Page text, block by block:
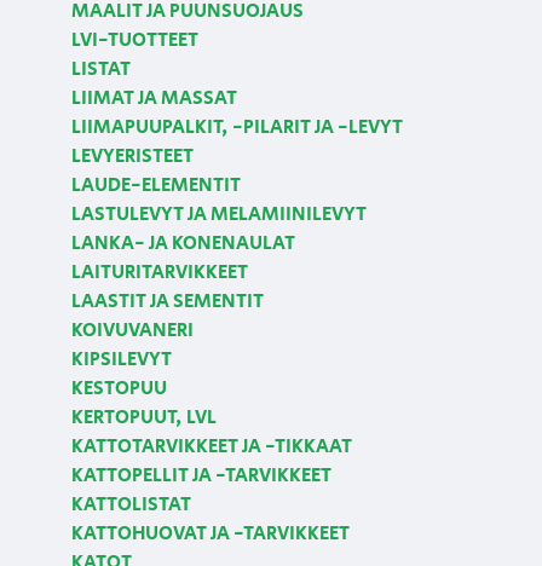
MAALIT JA PUUNSUOJAUS
LVI-TUOTTEET
LISTAT
LIIMAT JA MASSAT
LIIMAPUUPALKIT, -PILARIT JA -LEVYT
LEVYERISTEET
LAUDE-ELEMENTIT
LASTULEVYT JA MELAMIINILEVYT
LANKA- JA KONENAULAT
LAITURITARVIKKEET
LAASTIT JA SEMENTIT
KOIVUVANERI
KIPSILEVYT
KESTOPUU
KERTOPUUT, LVL
KATTOTARVIKKEET JA -TIKKAAT
KATTOPELLIT JA -TARVIKKEET
KATTOLISTAT
KATTOHUOVAT JA -TARVIKKEET